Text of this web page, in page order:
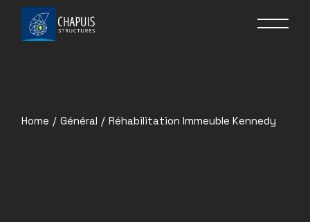
Home Général Réhabilitation Immeuble Kennedy